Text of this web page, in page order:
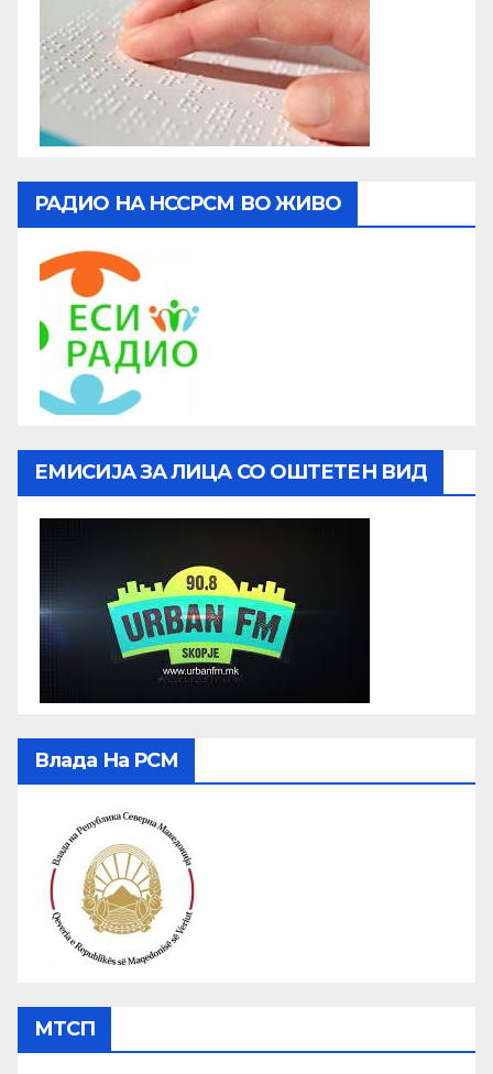
РАДИО НА НССРСМ ВО ЖИВО
ЕМИСИЈА ЗА ЛИЦА СО ОШТЕТЕН ВИД
Влада На РСМ
МТСП